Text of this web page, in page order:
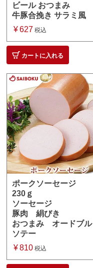
ビール おつまみ
牛豚合挽き サラミ風
¥ 627 税込
カートに入れる
ポークソーセージ
230ｇ
ソーセージ
豚肉 絹びき
おつまみ オードブル
ソテー
¥ 810 税込